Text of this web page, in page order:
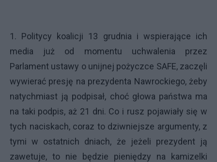
1. Politycy koalicji 13 grudnia i wspierające ich
media już od momentu uchwalenia przez
Parlament ustawy o unijnej pożyczce SAFE, zaczęli
wywierać presję na prezydenta Nawrockiego, żeby
natychmiast ją podpisał, choć głowa państwa ma
na taki podpis, aż 21 dni. Co i rusz pojawiały się w
tych naciskach, coraz to dziwniejsze argumenty, z
tymi w ostatnich dniach, że jeżeli prezydent ją
zawetuje, to nie będzie pieniędzy na kamizelki